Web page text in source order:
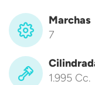
Marchas
7
1.995 Cc.